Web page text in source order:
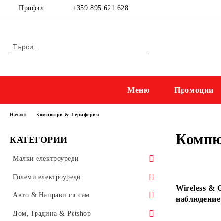
Профил +359 895 621 628
Меню Промоции
КАТЕГОРИИ
Малки електроуреди
Приготвяне на напитки
Електрически кани
Приготвяне на кафе
Kухненски уреди
Миксери, мелачки & кухненски
Прахосмукачки и ютии
Големи електроуреди
Готварски печки и микровълнови
Готварски печки
Бойлери, Климатици & Уреди за
Авто & Направи си сам
Осветление & Електроматериали
Дом, Градина & Petshop
Начало Компютри & Периферия
Wireless &